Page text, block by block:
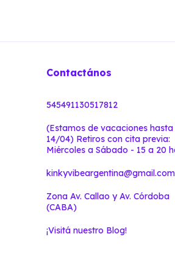
Contactános
545491130517812
(Estamos de vacaciones hasta
14/04) Retiros con cita previa:
Miércoles a Sábado - 15 a 20
kinkyvibeargentina@gmail.com
Zona Av. Callao y Av. Córdoba
(CABA)
¡Visitá nuestro Blog!